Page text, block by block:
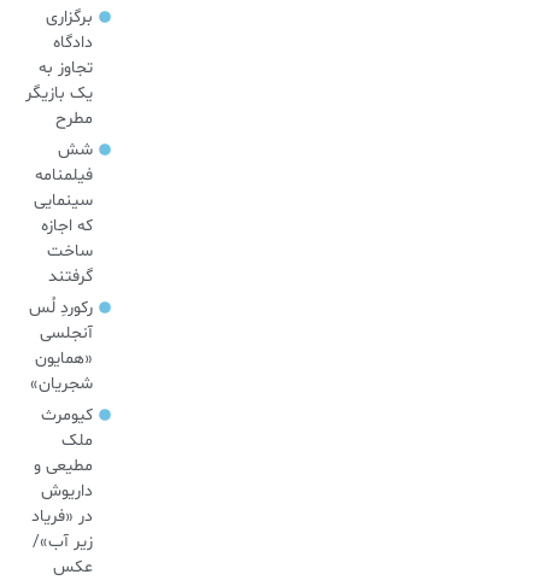
برگزاری
دادگاه
تجاوز به
یک بازیگر
مطرح
شش
فیلمنامه
سینمایی
که اجازه
ساخت
گرفتند
رکوردِ لُس
آنجلسی
«همایون
شجریان»
کیومرث
ملک
مطیعی و
داریوش
در «فریاد
زیر آب»/
عکس